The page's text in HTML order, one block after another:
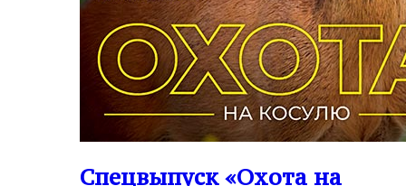
Спецвыпуск «Охота на